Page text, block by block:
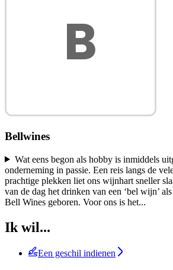
Bellwines
Wat eens begon als hobby is inmiddels
onderneming in passie. Een reis langs de
prachtige plekken liet ons wijnhart sneller
van de dag het drinken van een ‘bel wijn’
Bell Wines geboren. Voor ons is het...
Ik wil...
Een geschil indienen